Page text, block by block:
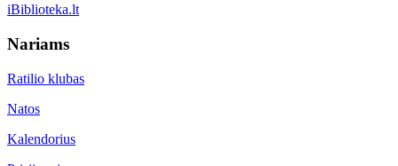
iBiblioteka.lt
Nariams
Ratilio klubas
Natos
Kalendorius